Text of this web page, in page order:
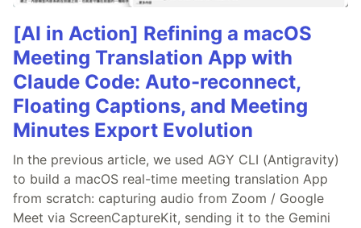
[AI in Action] Refining a macOS
Meeting Translation App with
Claude Code: Auto-reconnect,
Floating Captions, and Meeting
Minutes Export Evolution
In the previous article, we used AGY CLI (Antigravity)
to build a macOS real-time meeting translation App
from scratch: capturing audio from Zoom / Google
Meet via ScreenCaptureKit, sending it to the Gemini